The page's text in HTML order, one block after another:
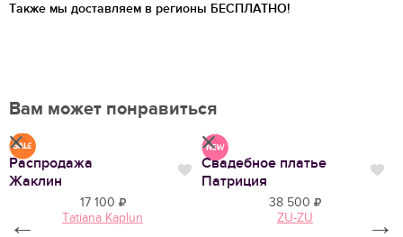
Также мы доставляем в регионы БЕСПЛАТНО!
Вам может понравиться
Нравится
Распродажа
Жаклин
Нравится
17 100
Tatiana Kaplun
Свадебное платье
Патриция
38 500
ZU-ZU
← →